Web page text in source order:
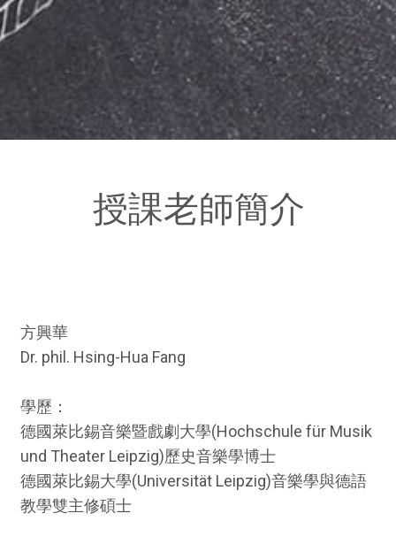
授課老師簡介
方興華
Dr. phil. Hsing-Hua Fang
學歷：
德國萊比錫音樂暨戲劇大學(Hochschule für Musik
und Theater Leipzig)歷史音樂學博士
德國萊比錫大學(Universität Leipzig)音樂學與德語
教學雙主修碩士